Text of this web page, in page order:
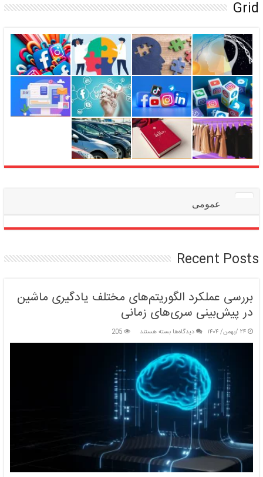
Grid
عمومی
Recent Posts
بررسی عملکرد الگوریتم‌های مختلف یادگیری ماشین
در پیش‌بینی سری‌های زمانی
۲۴ /بهمن/ ۱۴۰۴ دیدگاه‌هابرای
بررسی
عملکرد
الگوریتم‌های
مختلف
یادگیری
ماشین
در
پیش‌بینی
زمانی
بسته هستند 205